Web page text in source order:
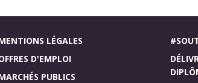
LÉGALES
D'EMPLOI
PUBLICS